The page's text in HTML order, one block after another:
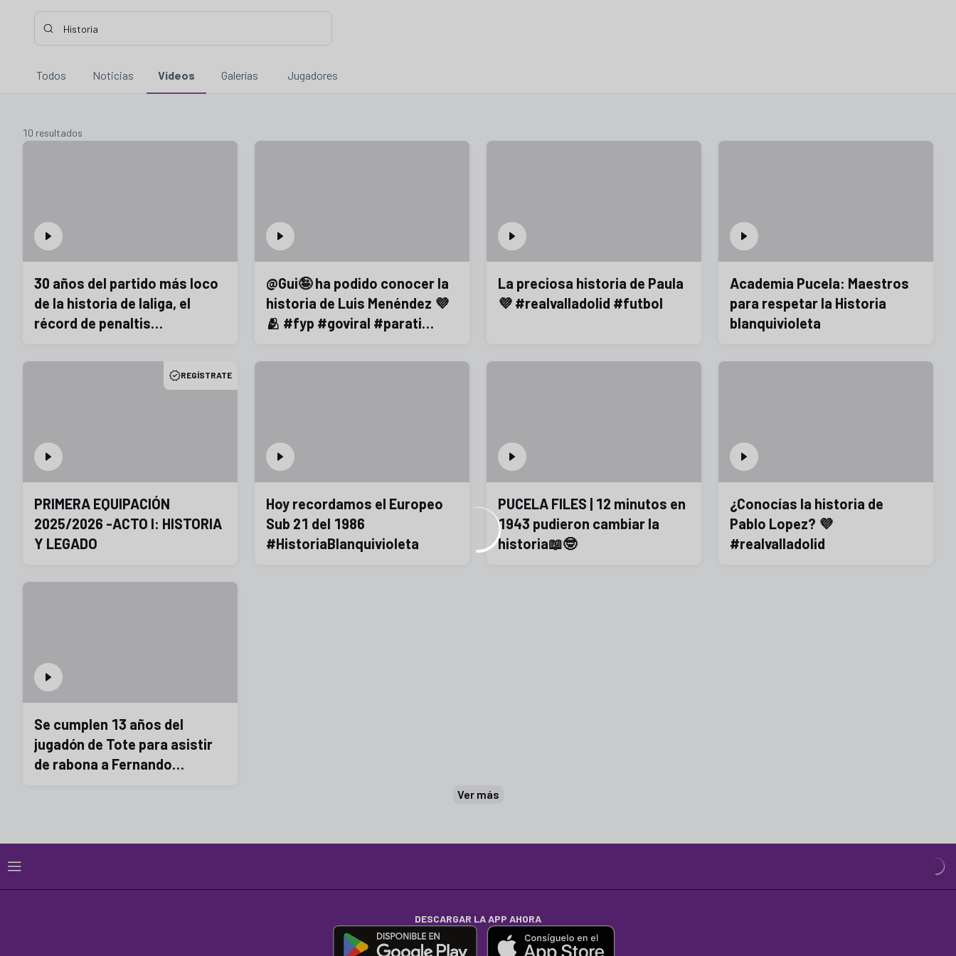
Introduce tu búsqueda, espera unos instantes y te mostraremos contenidos relacionados con esta. Mínimo tres caracteres.
Todos Noticias Vídeos Galerías Jugadores
10 resultados
10 resultados
30 años del partido más loco
de la historia de laliga, el
récord de penaltis
@Gui🤪 ha podido conocer la
historia de Luis Menéndez 💜
🫂 #fyp #goviral #parati
La preciosa historia de Paula
💜 #realvalladolid #futbol
Academia Pucela: Maestros
para respetar la Historia
blanquivioleta
REGÍSTRATE
PRIMERA EQUIPACIÓN
2025/2026 -ACTO I: HISTORIA
Y LEGADO
Hoy recordamos el Europeo
Sub 21 del 1986
#HistoriaBlanquivioleta
PUCELA FILES | 12 minutos en
1943 pudieron cambiar la
historia📖🤓
¿Conocías la historia de
Pablo Lopez? 💜
#realvalladolid
Se cumplen 13 años del
jugadón de Tote para asistir
de rabona a Fernando
Ver más
DESCARGAR LA APP AHORA